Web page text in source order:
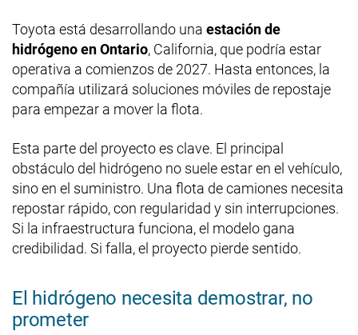
Toyota está desarrollando una estación de
hidrógeno en Ontario, California, que podría estar
operativa a comienzos de 2027. Hasta entonces, la
compañía utilizará soluciones móviles de repostaje
para empezar a mover la flota.
Esta parte del proyecto es clave. El principal
obstáculo del hidrógeno no suele estar en el vehículo,
sino en el suministro. Una flota de camiones necesita
repostar rápido, con regularidad y sin interrupciones.
Si la infraestructura funciona, el modelo gana
credibilidad. Si falla, el proyecto pierde sentido.
El hidrógeno necesita demostrar, no
prometer